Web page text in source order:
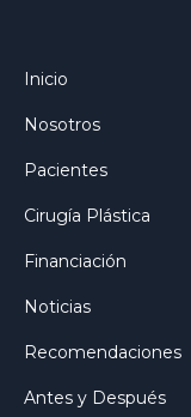
Inicio
Nosotros
Pacientes
Cirugía Plástica
Financiación
Noticias
Recomendaciones
Antes y Después